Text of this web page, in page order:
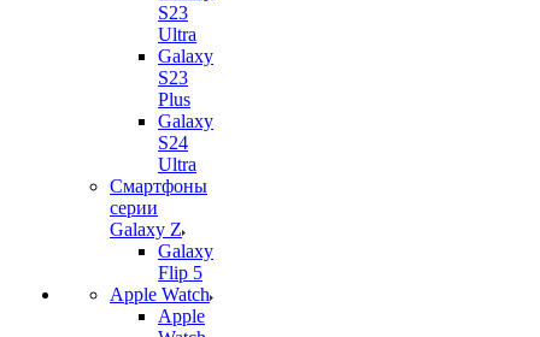
S23
Ultra
Galaxy
S23
Plus
Galaxy
S24
Ultra
Смартфоны
серии
Galaxy Z
Galaxy
Flip 5
Apple Watch
Apple